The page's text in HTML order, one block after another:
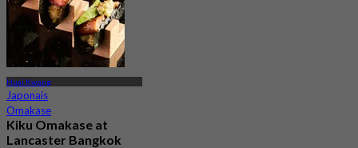
Huai Kwang
Japonais
Omakase
Kiku Omakase at
Lancaster Bangkok